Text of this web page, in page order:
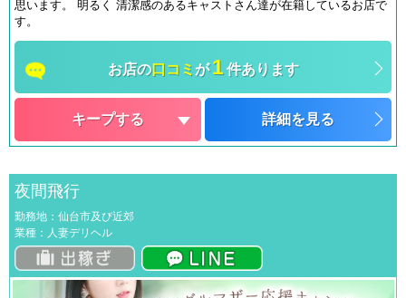
思います。 明るく 清潔感のあるキャストさん達が在籍しているお店で
す。
お店の口コミ が 1 件あります
キープする 詳細を見る
夜間飛行
勤務地：仙台市及び近郊
業種：人妻デリヘル